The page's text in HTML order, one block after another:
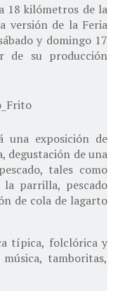
18 kilómetros de la
versión de la Feria
y domingo 17
de su producción
una exposición de
degustación de una
tales como
la parrilla, pescado
de cola de lagarto
típica, folclórica y
tamboritas,